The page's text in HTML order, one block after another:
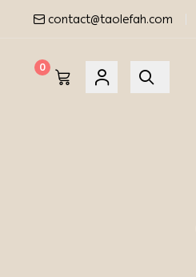
contact@taolefah.com
0